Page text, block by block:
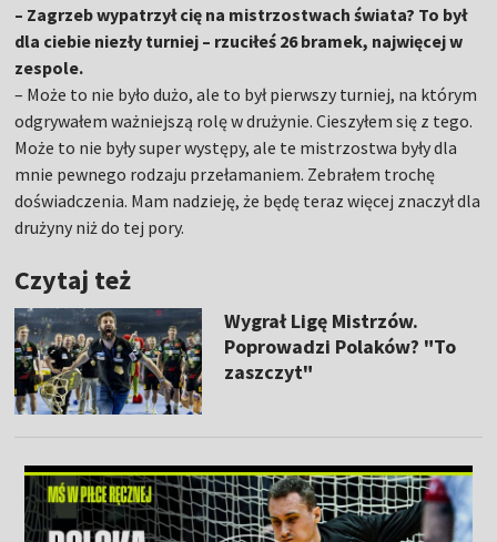
– Zagrzeb wypatrzył cię na mistrzostwach świata? To był
dla ciebie niezły turniej – rzuciłeś 26 bramek, najwięcej w
zespole.
– Może to nie było dużo, ale to był pierwszy turniej, na którym
odgrywałem ważniejszą rolę w drużynie. Cieszyłem się z tego.
Może to nie były super występy, ale te mistrzostwa były dla
mnie pewnego rodzaju przełamaniem. Zebrałem trochę
doświadczenia. Mam nadzieję, że będę teraz więcej znaczył dla
drużyny niż do tej pory.
Czytaj też
Wygrał Ligę Mistrzów.
Poprowadzi Polaków? "To
zaszczyt"